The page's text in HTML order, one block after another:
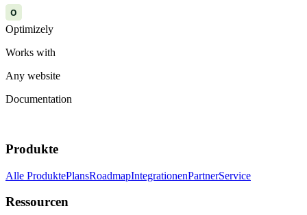
O
Optimizely
Works with
Any website
Documentation
Produkte
Alle ProduktePlansRoadmapIntegrationenPartnerService
Ressourcen